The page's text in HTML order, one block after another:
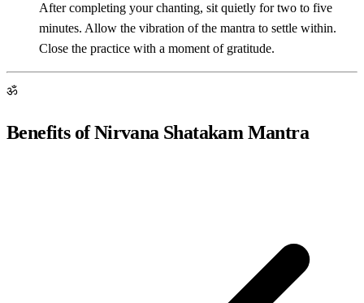
After completing your chanting, sit quietly for two to five
minutes. Allow the vibration of the mantra to settle within.
Close the practice with a moment of gratitude.
ॐ
Benefits of Nirvana Shatakam Mantra